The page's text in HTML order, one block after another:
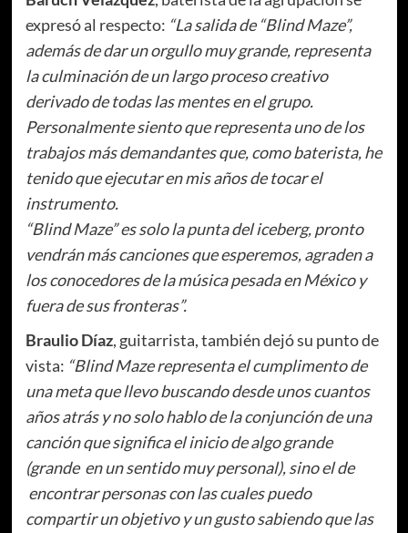
expresó al respecto: “La salida de “Blind Maze”,
además de dar un orgullo muy grande, representa
la culminación de un largo proceso creativo
derivado de todas las mentes en el grupo.
Personalmente siento que representa uno de los
trabajos más demandantes que, como baterista, he
tenido que ejecutar en mis años de tocar el
instrumento.
“Blind Maze” es solo la punta del iceberg, pronto
vendrán más canciones que esperemos, agraden a
los conocedores de la música pesada en México y
fuera de sus fronteras”.
Braulio Díaz, guitarrista, también dejó su punto de
vista: “Blind Maze representa el cumplimento de
una meta que llevo buscando desde unos cuantos
años atrás y no solo hablo de la conjunción de una
canción que significa el inicio de algo grande
(grande en un sentido muy personal), sino el de
encontrar personas con las cuales puedo
compartir un objetivo y un gusto sabiendo que las